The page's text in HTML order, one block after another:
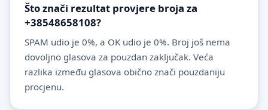
Što znači rezultat provjere broja za
+38548658108?
SPAM udio je 0%, a OK udio je 0%. Broj još nema
dovoljno glasova za pouzdan zaključak. Veća
razlika između glasova obično znači pouzdaniju
procjenu.